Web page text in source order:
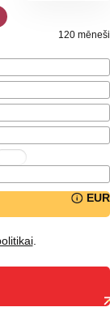
120 mēneši
EUR
.